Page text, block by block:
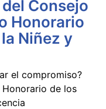
Consejo
Honorario
Niñez y
el compromiso?
de los